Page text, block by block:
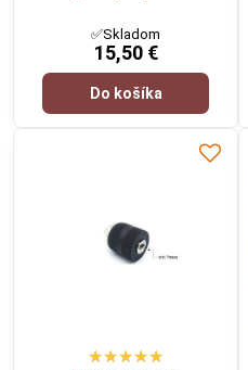
✅Skladom
15,50 €
Do košíka